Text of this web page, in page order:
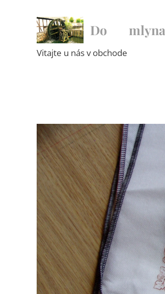
Do ♥ mlyna
Vitajte u nás v obchode